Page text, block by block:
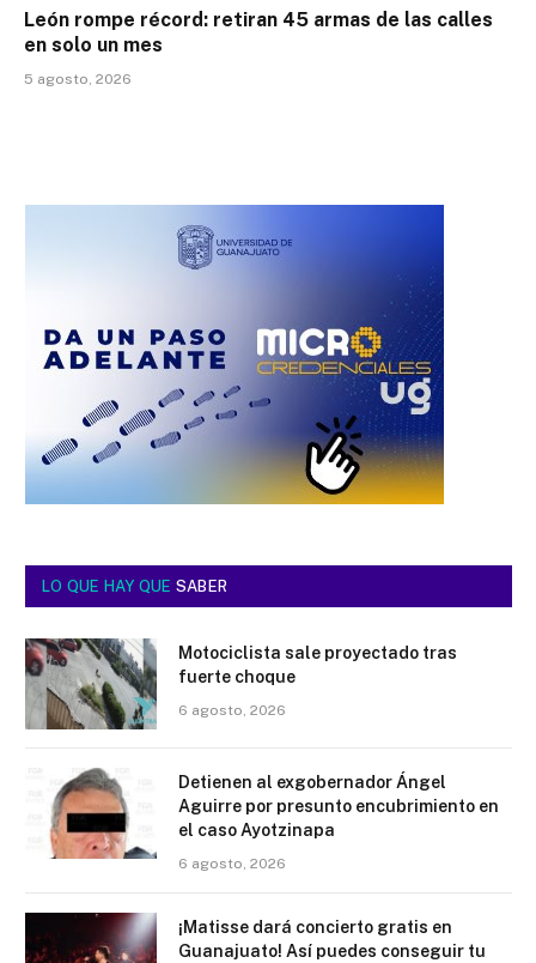
León rompe récord: retiran 45 armas de las calles
en solo un mes
5 agosto, 2026
LO QUE HAY QUE SABER
Motociclista sale proyectado tras
fuerte choque
6 agosto, 2026
Detienen al exgobernador Ángel
Aguirre por presunto encubrimiento en
el caso Ayotzinapa
6 agosto, 2026
¡Matisse dará concierto gratis en
Guanajuato! Así puedes conseguir tu